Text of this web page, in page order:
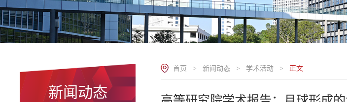
新闻动态
首页 > 新闻动态 > 学术活动 > 正文